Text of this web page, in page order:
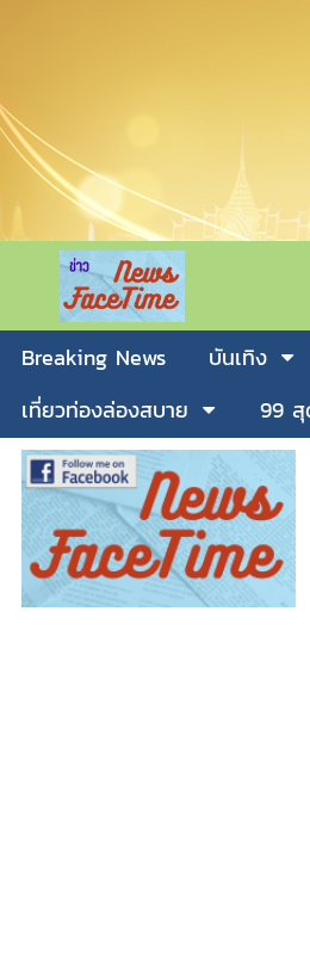
Breaking News บันเทิง
เที่ยวท่องล่องสบาย
99 สุ